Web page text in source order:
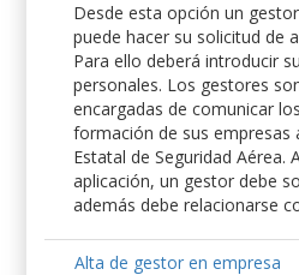
Desde esta opción un
puede hacer su solicitud de
Para ello deberá introducir
personales. Los gestores
encargadas de comunicar
formación de sus empresas
Estatal de Seguridad Aérea.
aplicación, un gestor debe
además debe relacionarse
Alta de gestor en empresa